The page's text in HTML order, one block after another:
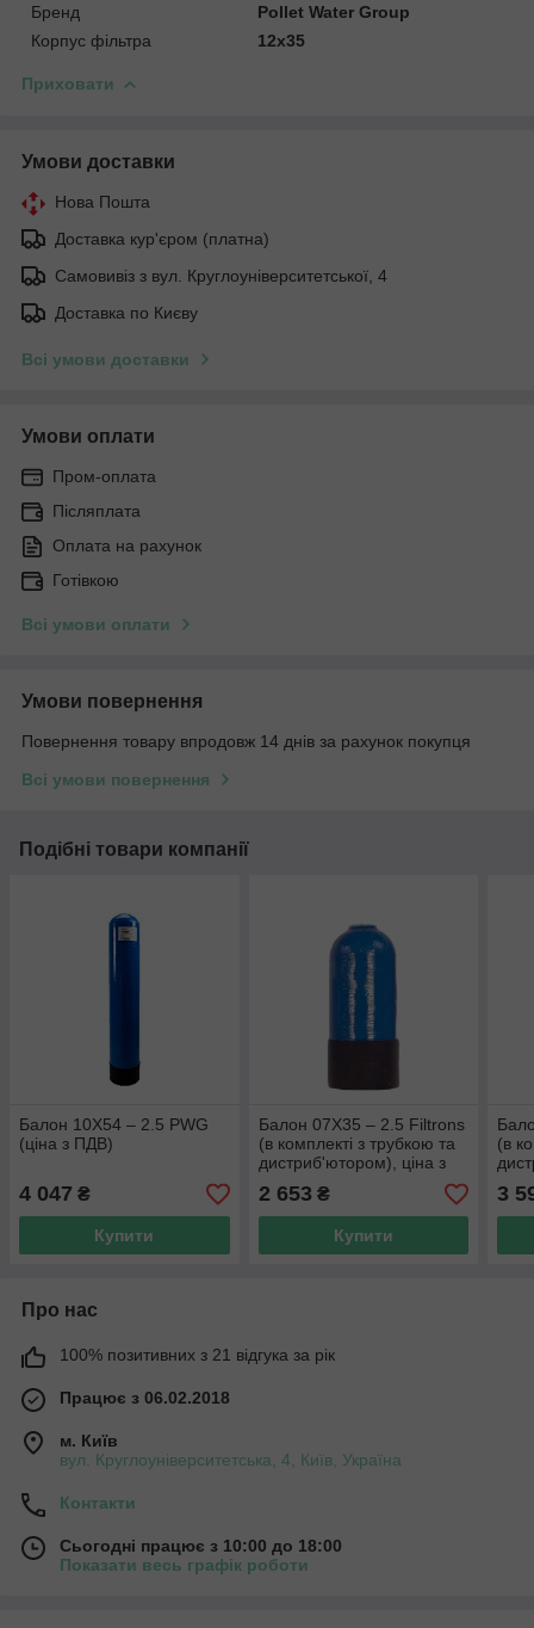
Бренд
Pollet Water Group
Корпус фільтра
12x35
Приховати
Умови доставки
Нова Пошта
Доставка кур'єром (платна)
Самовивіз з вул. Круглоуніверситетської, 4
Доставка по Києву
Всі умови доставки
Умови оплати
Пром-оплата
Післяплата
Оплата на рахунок
Готівкою
Всі умови оплати
Умови повернення
Повернення товару впродовж 14 днів за рахунок покупця
Всі умови повернення
Подібні товари компанії
Балон 10X54 – 2.5 PWG
(ціна з ПДВ)
4 047 ₴
Купити
Балон 07X35 – 2.5 Filtrons
(в комплекті з трубкою та
дистриб'ютором), ціна з
ПДВ
2 653 ₴
Купити
(в
ПДВ
3
Про нас
100% позитивних з 21 відгука за рік
Працює з 06.02.2018
м. Київ
вул. Круглоуніверситетська, 4, Київ, Україна
Контакти
Сьогодні працює з 10:00 до 18:00
Показати весь графік роботи